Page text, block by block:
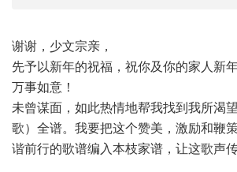
谢谢，少文宗亲，
先予以新年的祝福，祝你及你的家人新
万事如意！
未曾谋面，如此热情地帮我找到我所渴
歌）全谱。我要把这个赞美，激励和鞭
谐前行的歌谱编入本枝家谱，让这歌声传